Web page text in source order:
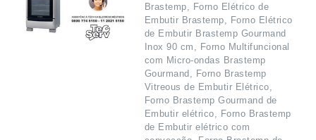
Brastemp, Forno Elétrico de
Embutir Brastemp, Forno Elétrico
de Embutir Brastemp Gourmand
Inox 90 cm, Forno Multifuncional
com Micro-ondas Brastemp
Gourmand, Forno Brastemp
Vitreous de Embutir Elétrico,
Forno Brastemp Gourmand de
Embutir elétrico, Forno Brastemp
de Embutir elétrico com